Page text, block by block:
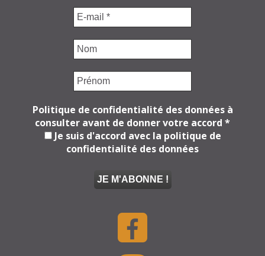
Politique de confidentialité des données à
consulter avant de donner votre accord *
Je suis d'accord avec la politique de
confidentialité des données